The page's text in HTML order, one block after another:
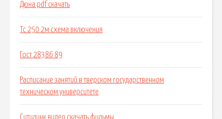
Дюна pdf скачать
Тс 250 2м схема включения
Гост 28386 89
Расписание занятий в тверском государственном
техническом университете
Ситилинк видео скачать фильмы